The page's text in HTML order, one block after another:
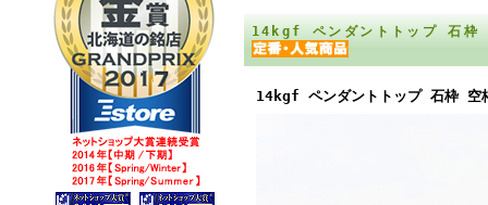
14kgf ペンダントトップ 石枠
14kgf ペンダントトップ 石枠 空